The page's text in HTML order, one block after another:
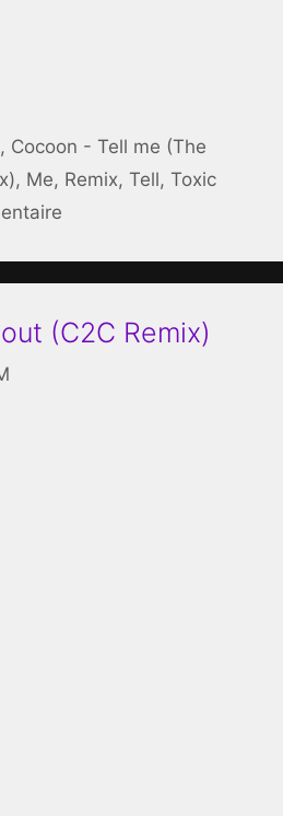
, Cocoon - Tell me (The
, Me, Remix, Tell, Toxic
(C2C Remix)